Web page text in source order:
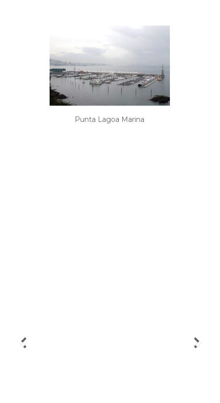
Punta Lagoa Marina